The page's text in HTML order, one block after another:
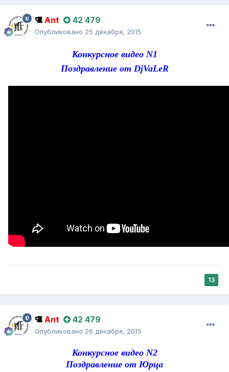
Ant 42 479
Опубликовано 25 декабря, 2015
Конкурсное видео N1
Поздравление от DjVaLeR
13
Ant 42 479
Опубликовано 26 декабря, 2015
Конкурсное видео N2
Поздравление от Юрца